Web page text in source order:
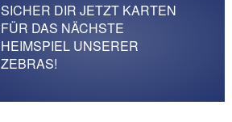
SICHER DIR JETZT KARTEN
FÜR DAS NÄCHSTE
HEIMSPIEL UNSERER
ZEBRAS!